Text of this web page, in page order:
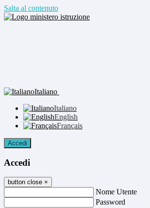
Salta al contenuto
Italiano
Italiano
English
Français
Accedi
Accedi
button close ×
Nome Utente
Password